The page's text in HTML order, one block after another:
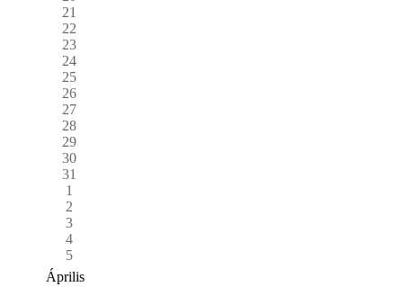
21
22
23
24
25
26
27
28
29
30
31
1
2
3
4
5
Április